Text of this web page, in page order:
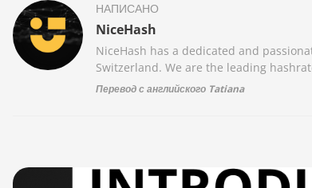
НАПИСАНО
NiceHash
NiceHash has a dedicated and
Switzerland. We are the leading
Перевод с английского Tatiana